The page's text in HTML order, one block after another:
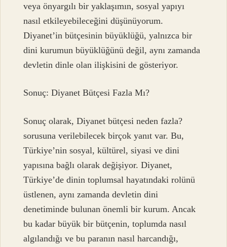
veya önyargılı bir yaklaşımın, sosyal yapıyı
nasıl etkileyebileceğini düşünüyorum.
Diyanet’in bütçesinin büyüklüğü, yalnızca bir
dini kurumun büyüklüğünü değil, aynı zamanda
devletin dinle olan ilişkisini de gösteriyor.
Sonuç: Diyanet Bütçesi Fazla Mı?
Sonuç olarak, Diyanet bütçesi neden fazla?
sorusuna verilebilecek birçok yanıt var. Bu,
Türkiye’nin sosyal, kültürel, siyasi ve dini
yapısına bağlı olarak değişiyor. Diyanet,
Türkiye’de dinin toplumsal hayatındaki rolünü
üstlenen, aynı zamanda devletin dini
denetiminde bulunan önemli bir kurum. Ancak
bu kadar büyük bir bütçenin, toplumda nasıl
algılandığı ve bu paranın nasıl harcandığı,